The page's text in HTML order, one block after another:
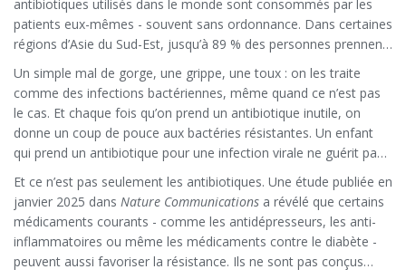
antibiotiques utilisés dans le monde sont consommés par les
patients eux-mêmes - souvent sans ordonnance. Dans certaines
régions d’Asie du Sud-Est, jusqu’à 89 % des personnes prennent
des antibiotiques sans consulter un médecin. Elles les achètent
en pharmacie, sur Internet, ou les gardent dans leur armoire
après une infection passée.
Un simple mal de gorge, une grippe, une toux : on les traite
comme des infections bactériennes, même quand ce n’est pas
le cas. Et chaque fois qu’on prend un antibiotique inutile, on
donne un coup de pouce aux bactéries résistantes. Un enfant
qui prend un antibiotique pour une infection virale ne guérit pas
plus vite. Mais il devient un réservoir vivant de gènes de
résistance. Ces gènes peuvent ensuite être transférés à d’autres
bactéries - même à celles qui vivent dans l’environnement.
Et ce n’est pas seulement les antibiotiques. Une étude publiée en
janvier 2025 dans Nature Communications a révélé que certains
médicaments courants - comme les antidépresseurs, les anti-
inflammatoires ou même les médicaments contre le diabète -
peuvent aussi favoriser la résistance. Ils ne sont pas conçus